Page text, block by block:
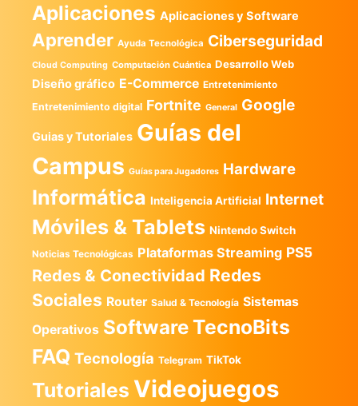
Aplicaciones Aplicaciones y Software
Aprender Ayuda Tecnológica Ciberseguridad
Cloud Computing Computación Cuántica Desarrollo Web
Diseño gráfico E-Commerce Entretenimiento
Entretenimiento digital Fortnite General Google
Guias y Tutoriales Guías del
Campus Guías para Jugadores Hardware
Informática Inteligencia Artificial Internet
Móviles & Tablets Nintendo Switch
Noticias Tecnológicas Plataformas Streaming PS5
Redes & Conectividad Redes
Sociales Router Salud & Tecnología Sistemas
Operativos SoftwareTecnoBits
FAQ Tecnología Telegram TikTok
Tutoriales Videojuegos